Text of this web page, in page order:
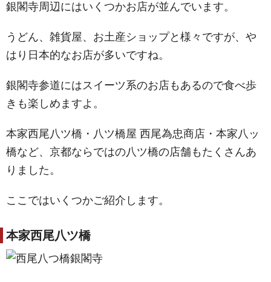
銀閣寺周辺にはいくつかお店が並んでいます。
うどん、雑貨屋、お土産ショップと様々ですが、や
はり日本的なお店が多いですね。
銀閣寺参道にはスイーツ系のお店もあるので食べ歩
きも楽しめますよ。
本家西尾八ツ橋・八ツ橋屋 西尾為忠商店・本家八ッ
橋など、京都ならではの八ツ橋の店舗もたくさんあ
りました。
ここではいくつかご紹介します。
本家西尾八ツ橋